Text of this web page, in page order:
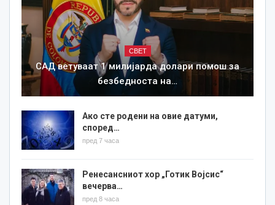
СВЕТ
САД ветуваат 1 милијарда долари помош за
безбедноста на…
Ако сте родени на овие датуми,
според…
пред 7 часа
Ренесансниот хор „Готик Војсис“
вечерва…
пред 8 часа